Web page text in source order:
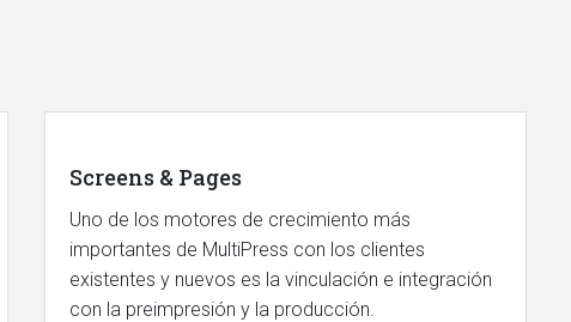
Screens & Pages
Uno de los motores de crecimiento más
importantes de MultiPress con los clientes
existentes y nuevos es la vinculación e integración
con la preimpresión y la producción.